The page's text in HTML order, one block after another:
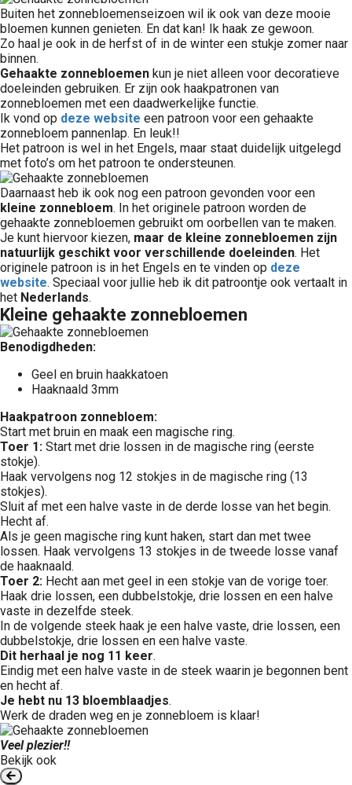
Buiten het zonnebloemenseizoen wil ik ook van deze mooie
bloemen kunnen genieten. En dat kan! Ik haak ze gewoon.
Zo haal je ook in de herfst of in de winter een stukje zomer naar
binnen.
Gehaakte zonnebloemen kun je niet alleen voor decoratieve
doeleinden gebruiken. Er zijn ook haakpatronen van
zonnebloemen met een daadwerkelijke functie.
Ik vond op deze website een patroon voor een gehaakte
zonnebloem pannenlap. En leuk!!
Het patroon is wel in het Engels, maar staat duidelijk uitgelegd
met foto’s om het patroon te ondersteunen.
Daarnaast heb ik ook nog een patroon gevonden voor een
kleine zonnebloem. In het originele patroon worden de
gehaakte zonnebloemen gebruikt om oorbellen van te maken.
Je kunt hiervoor kiezen, maar de kleine zonnebloemen zijn
natuurlijk geschikt voor verschillende doeleinden. Het
originele patroon is in het Engels en te vinden op deze
website. Speciaal voor jullie heb ik dit patroontje ook vertaalt in
het Nederlands.
Kleine gehaakte zonnebloemen
Benodigdheden:
Geel en bruin haakkatoen
Haaknaald 3mm
Haakpatroon zonnebloem:
Start met bruin en maak een magische ring.
Toer 1: Start met drie lossen in de magische ring (eerste
stokje).
Haak vervolgens nog 12 stokjes in de magische ring (13
stokjes).
Sluit af met een halve vaste in de derde losse van het begin.
Hecht af.
Als je geen magische ring kunt haken, start dan met twee
lossen. Haak vervolgens 13 stokjes in de tweede losse vanaf
de haaknaald.
Toer 2: Hecht aan met geel in een stokje van de vorige toer.
Haak drie lossen, een dubbelstokje, drie lossen en een halve
vaste in dezelfde steek.
In de volgende steek haak je een halve vaste, drie lossen, een
dubbelstokje, drie lossen en een halve vaste.
Dit herhaal je nog 11 keer.
Eindig met een halve vaste in de steek waarin je begonnen bent
en hecht af.
Je hebt nu 13 bloemblaadjes.
Werk de draden weg en je zonnebloem is klaar!
Veel plezier!!
Bekijk ook